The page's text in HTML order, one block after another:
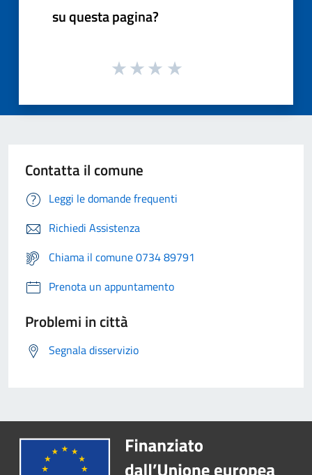
su questa pagina?
Contatta il comune
Leggi le domande frequenti
Richiedi Assistenza
Chiama il comune 0734 89791
Prenota un appuntamento
Problemi in città
Segnala disservizio